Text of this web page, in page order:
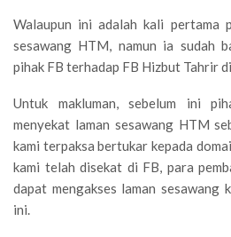
Walaupun ini adalah kali pertama
sesawang HTM, namun ia sudah
pihak FB terhadap FB Hizbut Tahrir
Untuk makluman, sebelum ini
menyekat laman sesawang HTM
kami terpaksa bertukar kepada
kami telah disekat di FB, para
dapat mengakses laman sesawang
ini.